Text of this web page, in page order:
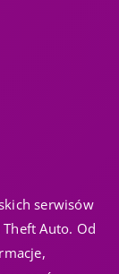
serwisów
Auto. Od